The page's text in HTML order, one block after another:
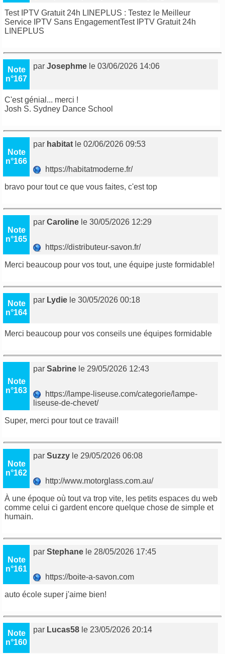
Test IPTV Gratuit 24h LINEPLUS : Testez le Meilleur
Service IPTV Sans EngagementTest IPTV Gratuit 24h
LINEPLUS
Note
n°167
parJosephme le 03/06/2026 14:06
C'est génial... merci !
Josh S. Sydney Dance School
Note
n°166
par habitat le 02/06/2026 09:53
https://habitatmoderne.fr/
bravo pour tout ce que vous faites, c'est top
Note
n°165
parCaroline le 30/05/2026 12:29
https://distributeur-savon.fr/
Merci beaucoup pour vos tout, une équipe juste formidable!
Note
n°164
par Lydie le 30/05/2026 00:18
Merci beaucoup pour vos conseils une équipes formidable
Note
n°163
parSabrine le 29/05/2026 12:43
https://lampe-liseuse.com/categorie/lampe-
liseuse-de-chevet/
Super, merci pour tout ce travail!
Note
n°162
parSuzzy le 29/05/2026 06:08
http://www.motorglass.com.au/
À une époque où tout va trop vite, les petits espaces du web
comme celui ci gardent encore quelque chose de simple et
humain.
Note
n°161
parStephane le 28/05/2026 17:45
https://boite-a-savon.com
auto école super j'aime bien!
Note
n°160
par Lucas58 le 23/05/2026 20:14